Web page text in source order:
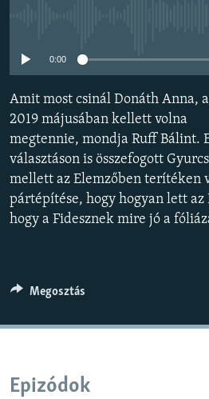
KLÍMAVÁLTOZÁS
A MÚLT TANULSÁGAI
KÖVESSEN MINKET!
Valamennyi RFE/RL weboldal
0:00
Amit most csinál Donáth Anna,
2019 májusában kellett volna
megtennie, mondja Ruff Bálint.
választáson is összefogott
mellett az Elemzőben terítéken
pártépítése, hogy hogyan lett az
hogy a Fidesznek mire jó a
Megosztás
Epizódok